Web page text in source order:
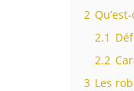
2
2.1
2.2
3 Les